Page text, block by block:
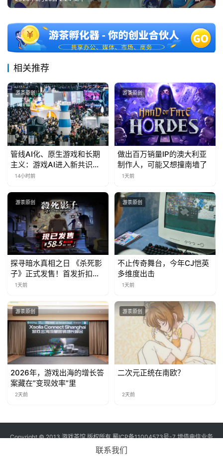
相关推荐
游茶原创
管线AI化、原生游戏和长期
主义：游戏AI进入新共识时
代
14小时前
游茶原创
做出百万销量IP的澳大利亚
制作人，可能又想撞南墙了
1天前
游茶原创
探寻暗水真相之日 《杀死影
子》正式发售！首发折扣限
时开启中
1天前
游茶原创
不止传奇舞台，今年CJ恺英
多维度出击
1天前
游茶原创
2026年，游戏出海的增长答
案藏在”变现效率”里
2天前
游茶原创
二次元正统在南欧？
2天前
Copyright © 2013 游戏茶馆 版权所有蜀ICP备11004573号-7增值电信业务
经营许可证 川B2-20170060号
联系我们